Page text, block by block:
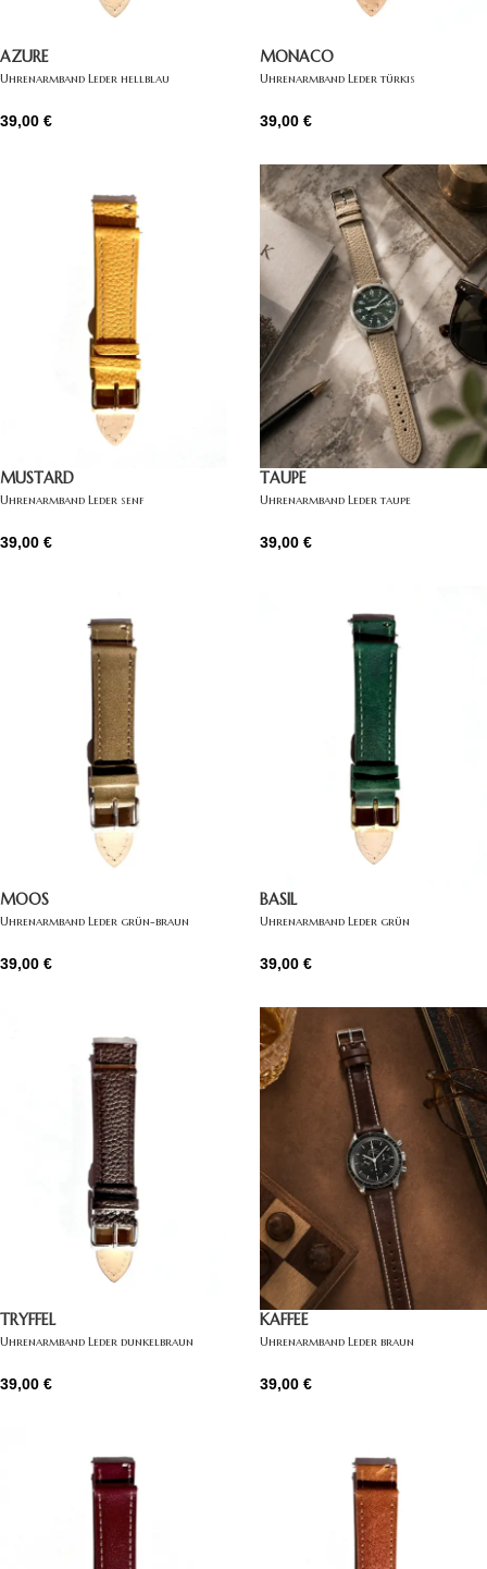
AZURE
Uhrenarmband Leder hellblau
39,00 €
MONACO
Uhrenarmband Leder türkis
39,00 €
MUSTARD
Uhrenarmband Leder senf
39,00 €
TAUPE
Uhrenarmband Leder taupe
39,00 €
MOOS
Uhrenarmband Leder grün-braun
39,00 €
BASIL
Uhrenarmband Leder grün
39,00 €
TRYFFEL
Uhrenarmband Leder dunkelbraun
39,00 €
KAFFEE
Uhrenarmband Leder braun
39,00 €